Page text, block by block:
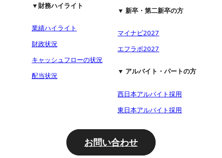
▼財務ハイライト
業績ハイライト
財政状況
キャッシュフローの状況
配当状況
▼ 新卒・第二新卒の方
マイナビ2027
エフラボ2027
▼ アルバイト・パートの方
西日本アルバイト採用
東日本アルバイト採用
お問い合わせ